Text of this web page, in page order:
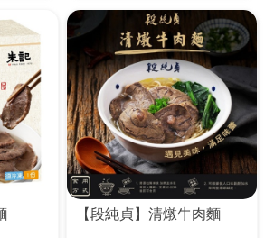
【段純貞】清燉牛肉麵